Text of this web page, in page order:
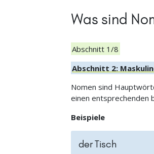
Was sind
Abschnitt 1/8
Abschnitt 2:
Nomen sind
einen entsprechenden
Beispiele
der Tisch